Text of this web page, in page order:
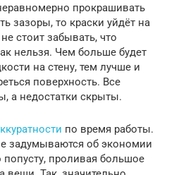
прокрашивать
зазоры, то краски уйдёт на
стоит забывать, что
нельзя. Чем больше будет
на стену, тем лучше и
поверхность. Все
а недостатки скрыты.
по время работы.
задумываются об экономии
попусту, проливая большое